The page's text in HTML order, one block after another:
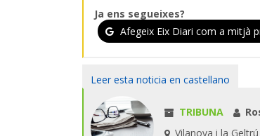
Ja ens segueixes?
Afegeix Eix Diari com a mitjà
Leer esta noticia en castellano
TRIBUNA
Vilanova i la Geltrú